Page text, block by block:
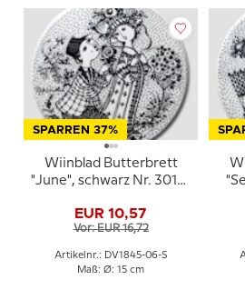
SPARREN 37%
Wiinblad Butterbrett
"June", schwarz Nr. 3013-
EUR 10,57
Vor: EUR 16,72
Artikelnr.: DV1845-06-S
Maß: Ø: 15 cm